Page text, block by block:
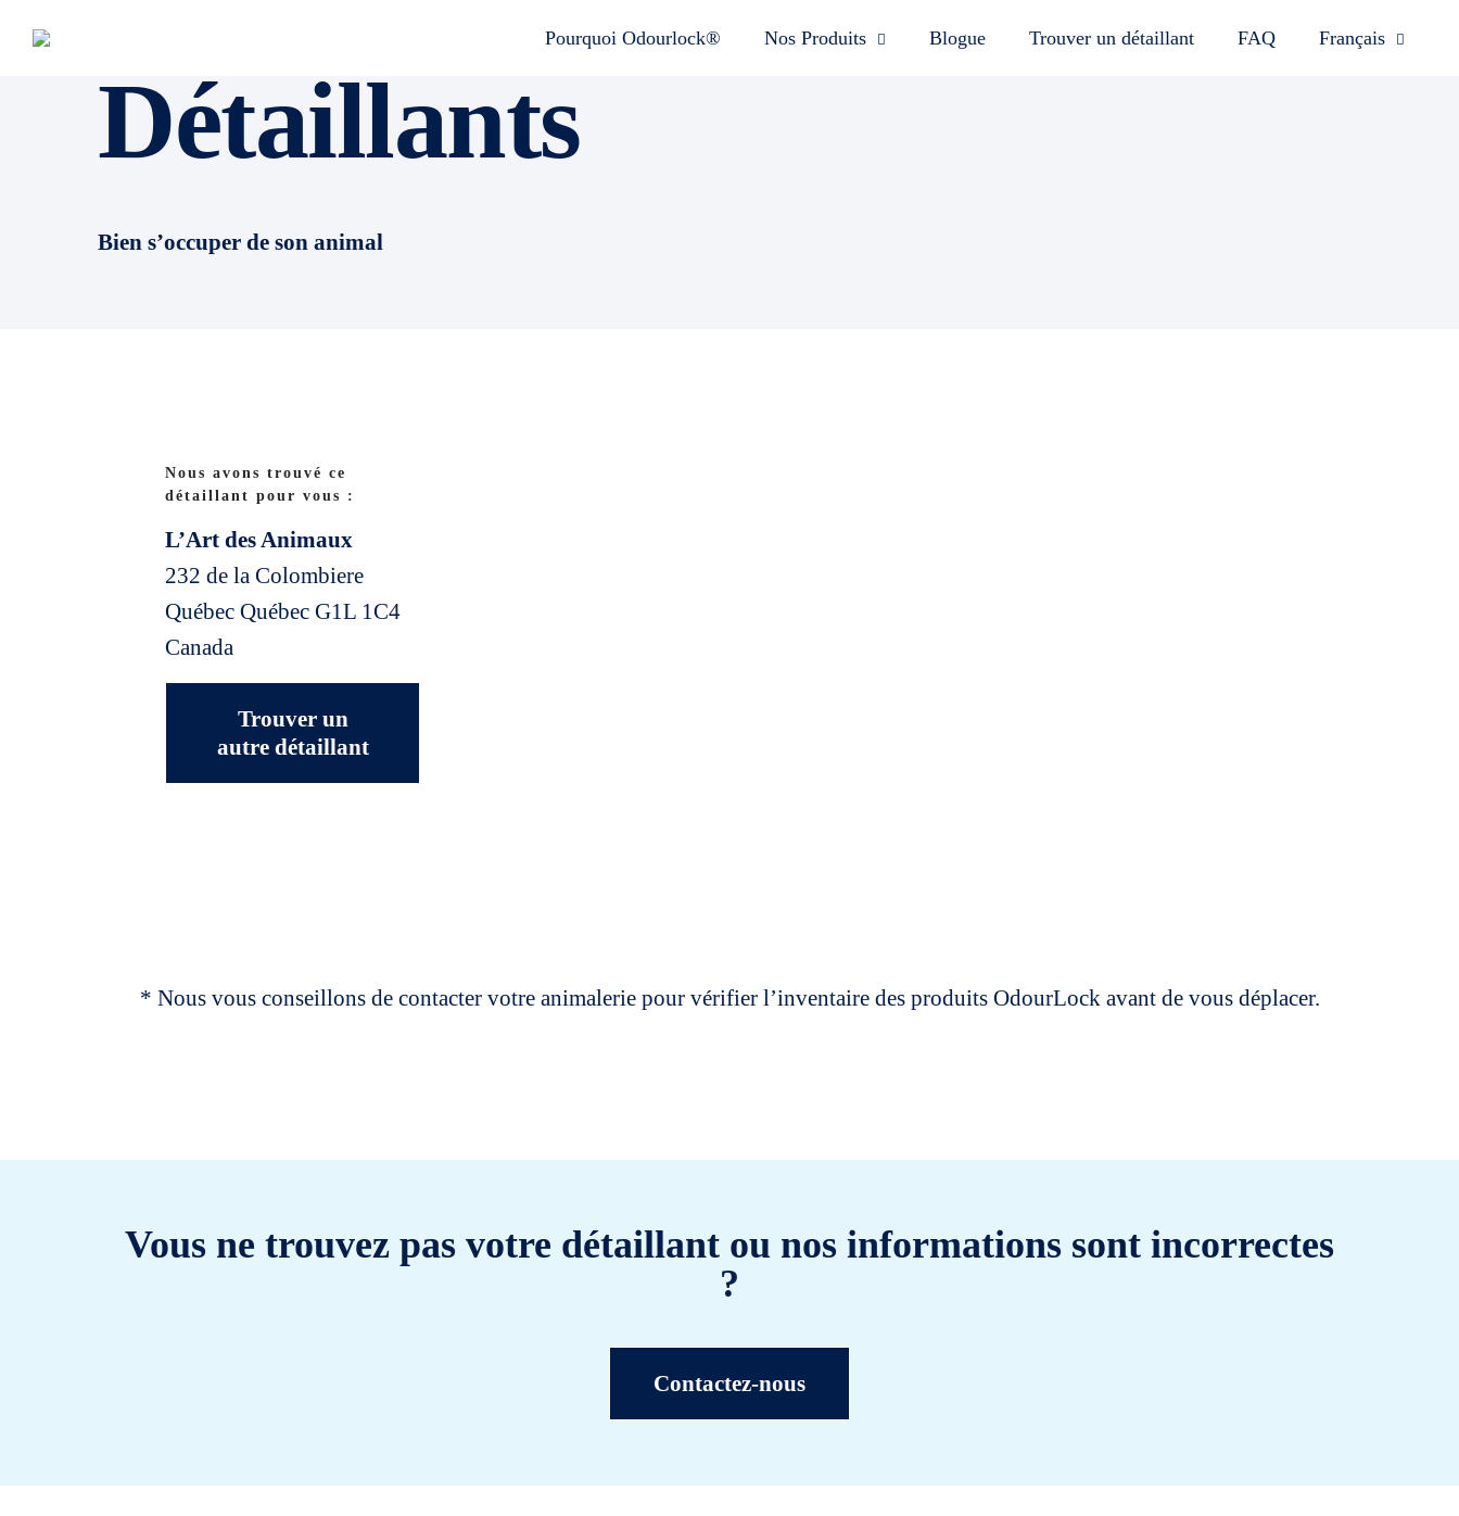
Pourquoi Odourlock® Nos Produits Blogue Trouver un détaillant FAQ Français
Détaillants
Bien s’occuper de son animal
Nous avons trouvé ce
détaillant pour vous :
L’Art des Animaux
232 de la Colombiere
Québec Québec G1L 1C4
Canada
Trouver un
autre détaillant
* Nous vous conseillons de contacter votre animalerie pour vérifier l’inventaire des produits OdourLock avant de vous déplacer.
Vous ne trouvez pas votre détaillant ou nos informations sont incorrectes
?
Contactez-nous